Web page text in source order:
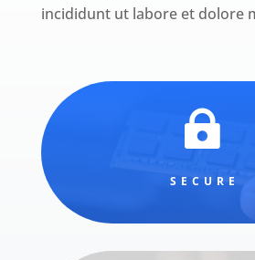
incididunt ut labore et dolore

SECURE